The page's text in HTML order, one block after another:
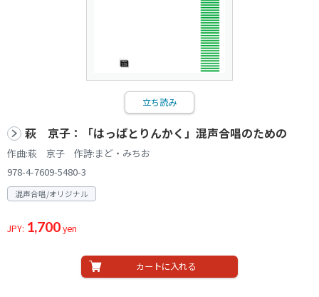
立ち読み
萩 京子：「はっぱとりんかく」混声合唱のための
作曲:萩 京子 作詩:まど・みちお
978-4-7609-5480-3
混声合唱/オリジナル
JPY: 1,700yen
カートに入れる